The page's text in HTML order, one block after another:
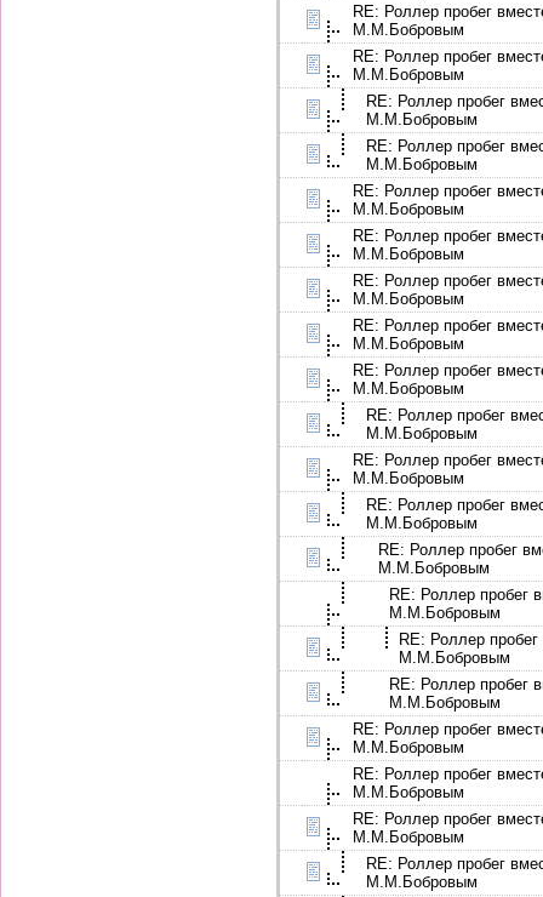
RE: Роллер пробег
М.М.Бобровым
RE: Роллер пробег
М.М.Бобровым
RE: Роллер пробег
М.М.Бобровым
RE: Роллер пробег
М.М.Бобровым
RE: Роллер пробег
М.М.Бобровым
RE: Роллер пробег
М.М.Бобровым
RE: Роллер пробег
М.М.Бобровым
RE: Роллер пробег
М.М.Бобровым
RE: Роллер пробег
М.М.Бобровым
RE: Роллер пробег
М.М.Бобровым
RE: Роллер пробег
М.М.Бобровым
RE: Роллер пробег
М.М.Бобровым
RE: Роллер пробег
М.М.Бобровым
RE: Роллер пробег
М.М.Бобровым
RE: Роллер
М.М.Бобровым
RE: Роллер пробег
М.М.Бобровым
RE: Роллер пробег
М.М.Бобровым
RE: Роллер пробег
М.М.Бобровым
RE: Роллер пробег
М.М.Бобровым
RE: Роллер пробег
М.М.Бобровым